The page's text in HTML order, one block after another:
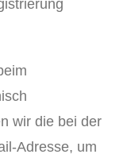
wir die bei der
Adresse, um